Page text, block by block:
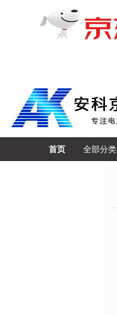
首页 全部分类